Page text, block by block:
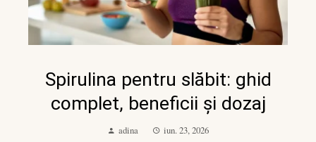
Spirulina pentru slăbit: ghid
complet, beneficii și dozaj
adina iun. 23, 2026